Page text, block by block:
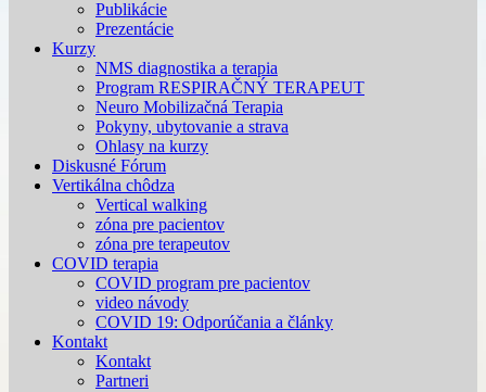
Publikácie
Prezentácie
Kurzy
NMS diagnostika a terapia
Program RESPIRAČNÝ TERAPEUT
Neuro Mobilizačná Terapia
Pokyny, ubytovanie a strava
Ohlasy na kurzy
Diskusné Fórum
Vertikálna chôdza
Vertical walking
zóna pre pacientov
zóna pre terapeutov
COVID terapia
COVID program pre pacientov
video návody
COVID 19: Odporúčania a články
Kontakt
Kontakt
Partneri